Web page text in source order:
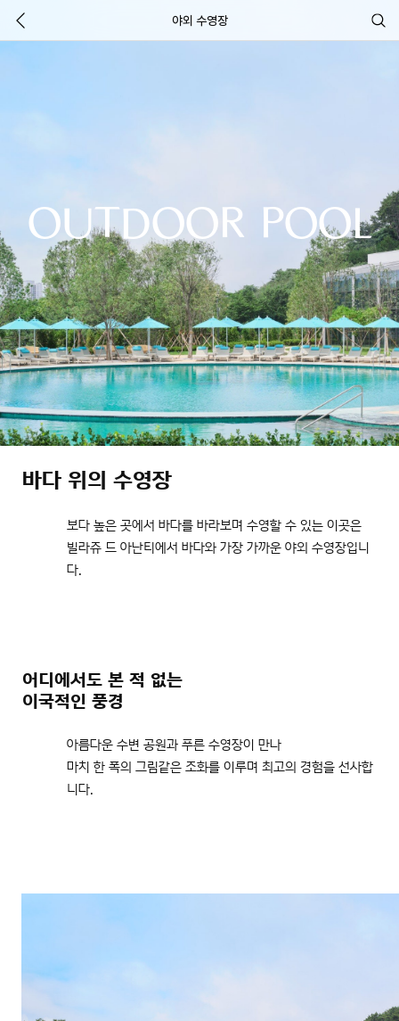
야외 수영장
OUTDOOR POOL
바다 위의 수영장
보다 높은 곳에서 바다를 바라보며 수영할 수 있는 이곳은
빌라쥬 드 아난티에서 바다와 가장 가까운 야외 수영장입니
다.
어디에서도 본 적 없는
이국적인 풍경
아름다운 수변 공원과 푸른 수영장이 만나
마치 한 폭의 그림같은 조화를 이루며 최고의 경험을 선사합
니다.